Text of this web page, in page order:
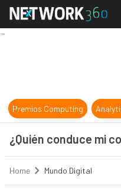
Premios Computing
¿Quién conduce mi
Home Mundo Digital